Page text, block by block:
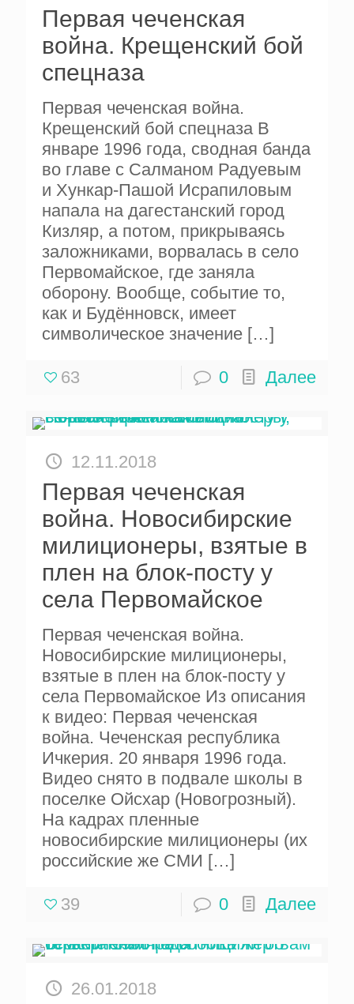
Первая чеченская
война. Крещенский бой
спецназа
Первая чеченская война.
Крещенский бой спецназа В
январе 1996 года, сводная банда
во главе с Салманом Радуевым
и Хункар-Пашой Исрапиловым
напала на дагестанский город
Кизляр, а потом, прикрываясь
заложниками, ворвалась в село
Первомайское, где заняла
оборону. Вообще, событие то,
как и Будённовск, имеет
символическое значение […]
63 0 Далее
12.11.2018
Первая чеченская
война. Новосибирские
милиционеры, взятые в
плен на блок-посту у
села Первомайское
Первая чеченская война.
Новосибирские милиционеры,
взятые в плен на блок-посту у
села Первомайское Из описания
к видео: Первая чеченская
война. Чеченская республика
Ичкерия. 20 января 1996 года.
Видео снято в подвале школы в
поселке Ойсхар (Новогрозный).
На кадрах пленные
новосибирские милиционеры (их
российские же СМИ […]
39 0 Далее
26.01.2018